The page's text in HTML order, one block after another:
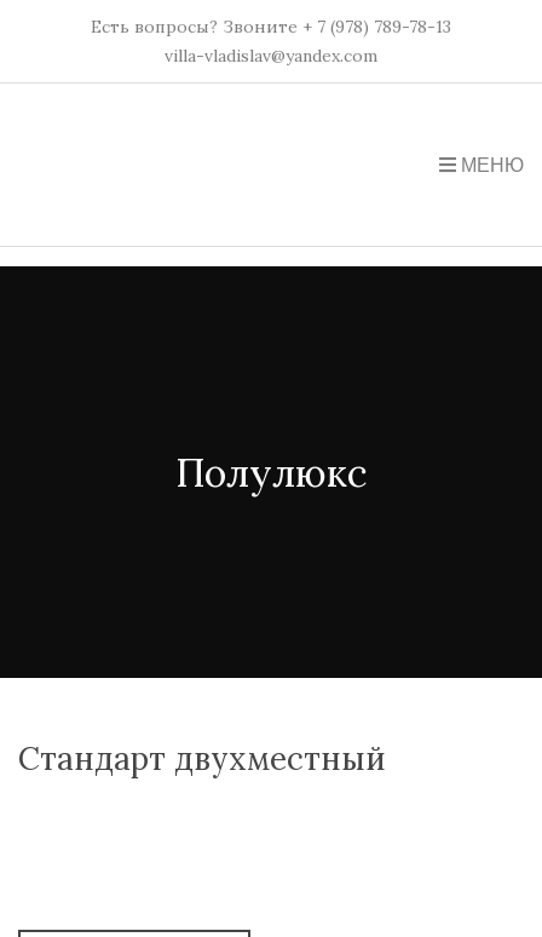
Есть вопросы? Звоните + 7 (978) 789-78-13
villa-vladislav@yandex.com
МЕНЮ
Полулюкс
Стандарт двухместный